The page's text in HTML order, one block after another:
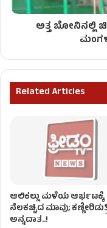
ಅತ್ತ ಬೋನಿನಲ್ಲಿ
Related Articles
ಆಲಿಕಲ್ಲು ಮಳೆಯ ಆರ್ಭಟಕ್ಕೆ
ನೆಲಕಚ್ಚಿದ ಮಾವು;
ಅನ್ನದಾತ..!